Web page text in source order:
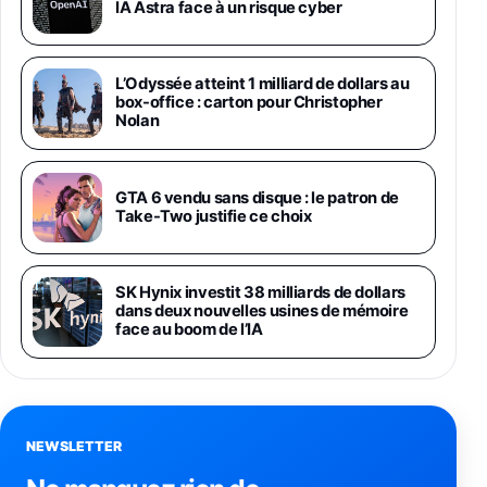
1019€1399€Fnac (Vendeur Tiers)
Galaxy S26 Ultra 256 Go Violet
892€1199€Fnac (Vendeur Tiers)
Philips SHK2000BL - Casque Enfant - Bleu &
Répartiteur Audio 5 Casques, Blanc
24,94€ 29,96€Fnac (Vendeur Tiers)
Asus RT-AC59U Routeur sans Fil Double
Bande Gigabit (Serveur et Client VPN, Triple
Vlan, Mode Point d'accès et Bridge, contrôle
Parental, Qos)
39,72€ 50,42€Amazon
Panasonic KX-TG6822 Téléphones Sans fil
Smartphone APPLE iPhone 15 Noir 128Go
IA Astra face à un risque cyber
L’Odyssée atteint 1 milliard de dollars au
box-office : carton pour Christopher
Nolan
GTA 6 vendu sans disque : le patron de
Take-Two justifie ce choix
SK Hynix investit 38 milliards de dollars
dans deux nouvelles usines de mémoire
face au boom de l’IA
NEWSLETTER